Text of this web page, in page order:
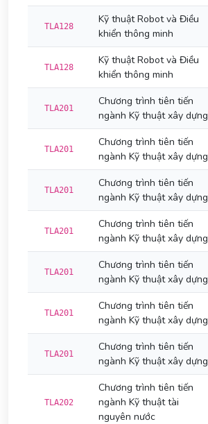
TLA128
Kỹ thuật Robot và Điều
khiển thông minh
TLA128
Kỹ thuật Robot và Điều
khiển thông minh
TLA201
Chương trình tiên tiến
ngành Kỹ thuật xây dựng
TLA201
Chương trình tiên tiến
ngành Kỹ thuật xây dựng
TLA201
Chương trình tiên tiến
ngành Kỹ thuật xây dựng
TLA201
Chương trình tiên tiến
ngành Kỹ thuật xây dựng
TLA201
Chương trình tiên tiến
ngành Kỹ thuật xây dựng
TLA201
Chương trình tiên tiến
ngành Kỹ thuật xây dựng
TLA201
Chương trình tiên tiến
ngành Kỹ thuật xây dựng
TLA202
Chương trình tiên tiến
ngành Kỹ thuật tài
nguyên nước